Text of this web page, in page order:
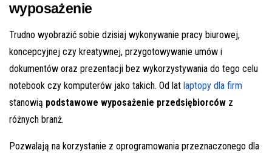
wyposażenie
Trudno wyobrazić sobie dzisiaj wykonywanie pracy biurowej,
koncepcyjnej czy kreatywnej, przygotowywanie umów i
dokumentów oraz prezentacji bez wykorzystywania do tego celu
notebook czy komputerów jako takich. Od lat laptopy dla firm
stanowią podstawowe wyposażenie przedsiębiorców z
różnych branż.
Pozwalają na korzystanie z oprogramowania przeznaczonego dla